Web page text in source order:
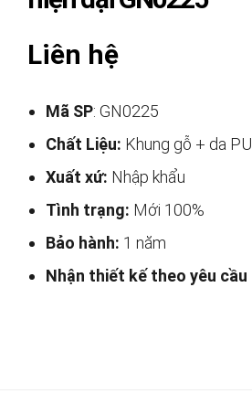
Liên hệ
Mã SP: GN0225
Chất Liệu: Khung gỗ + da PU
Xuất xứ: Nhập khẩu
Tình trạng: Mới 100%
Bảo hành: 1 năm
Nhận thiết kế theo yêu cầu